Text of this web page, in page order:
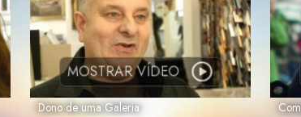
MOSTRAR VÍDEO
Dono de uma Galeria